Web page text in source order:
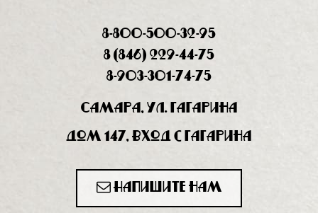
8-800-500-32-95
8 (846) 229-44-75
8-903-301-74-75
Самара, ул. Гагарина
дом 147, вход с Гагарина
Напишите нам